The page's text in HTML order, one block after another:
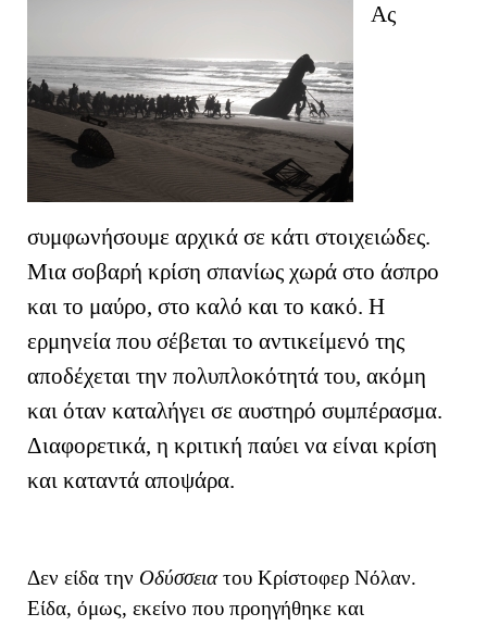
Ας
συμφωνήσουμε αρχικά σε κάτι στοιχειώδες.
Μια σοβαρή κρίση σπανίως χωρά στο άσπρο
και το μαύρο, στο καλό και το κακό. Η
ερμηνεία που σέβεται το αντικείμενό της
αποδέχεται την πολυπλοκότητά του, ακόμη
και όταν καταλήγει σε αυστηρό συμπέρασμα.
Διαφορετικά, η κριτική παύει να είναι κρίση
και καταντά αποψάρα.
Δεν είδα την Οδύσσειατου Κρίστοφερ Νόλαν.
Είδα, όμως, εκείνο που προηγήθηκε και